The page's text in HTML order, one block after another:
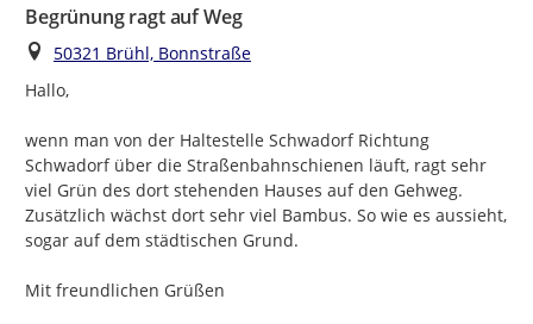
Begrünung ragt auf Weg
Ort
50321 Brühl, Bonnstraße
Hallo,
wenn man von der Haltestelle Schwadorf Richtung
Schwadorf über die Straßenbahnschienen läuft, ragt sehr
viel Grün des dort stehenden Hauses auf den Gehweg.
Zusätzlich wächst dort sehr viel Bambus. So wie es aussieht,
sogar auf dem städtischen Grund.
Mit freundlichen Grüßen